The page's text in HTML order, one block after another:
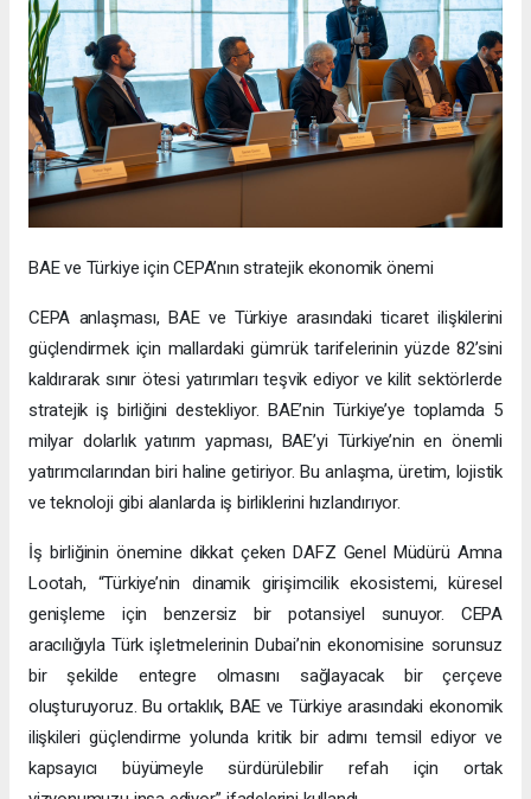
BAE ve Türkiye için CEPA’nın stratejik ekonomik önemi
CEPA anlaşması, BAE ve Türkiye arasındaki ticaret ilişkilerini
güçlendirmek için mallardaki gümrük tarifelerinin yüzde 82’sini
kaldırarak sınır ötesi yatırımları teşvik ediyor ve kilit sektörlerde
stratejik iş birliğini destekliyor. BAE’nin Türkiye’ye toplamda 5
milyar dolarlık yatırım yapması, BAE’yi Türkiye’nin en önemli
yatırımcılarından biri haline getiriyor. Bu anlaşma, üretim, lojistik
ve teknoloji gibi alanlarda iş birliklerini hızlandırıyor.
İş birliğinin önemine dikkat çeken DAFZ Genel Müdürü Amna
Lootah, “Türkiye’nin dinamik girişimcilik ekosistemi, küresel
genişleme için benzersiz bir potansiyel sunuyor. CEPA
aracılığıyla Türk işletmelerinin Dubai’nin ekonomisine sorunsuz
bir şekilde entegre olmasını sağlayacak bir çerçeve
oluşturuyoruz. Bu ortaklık, BAE ve Türkiye arasındaki ekonomik
ilişkileri güçlendirme yolunda kritik bir adımı temsil ediyor ve
kapsayıcı büyümeyle sürdürülebilir refah için ortak